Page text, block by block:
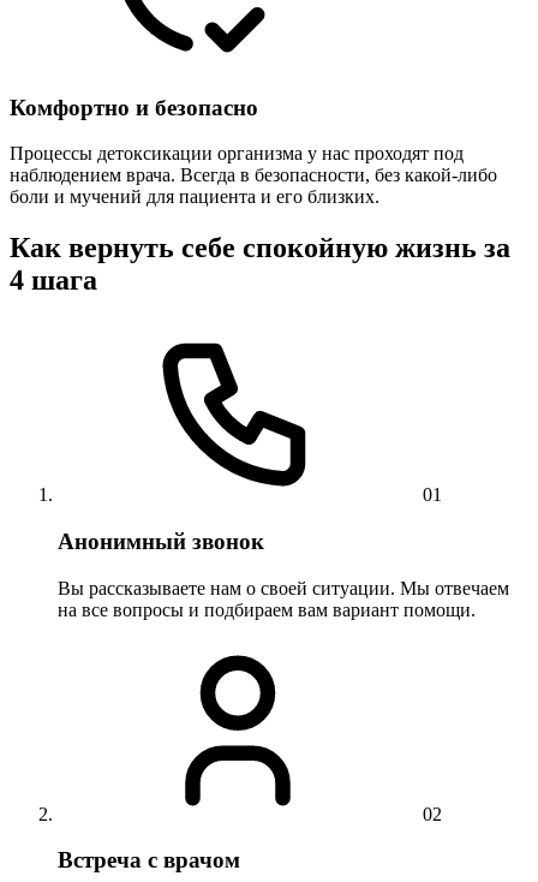
Комфортно и безопасно
Процессы детоксикации организма у нас проходят под
наблюдением врача. Всегда в безопасности, без какой-либо
боли и мучений для пациента и его близких.
Как вернуть себе спокойную жизнь за
4 шага
01
Анонимный звонок
Вы рассказываете нам о своей ситуации. Мы отвечаем
на все вопросы и подбираем вам вариант помощи.
02
Встреча с врачом